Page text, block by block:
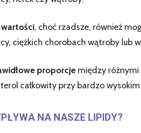
wartości, choć rzadsze, również
ciężkich chorobach wątroby lub
proporcje między różnymi
całkowity przy bardzo
NA NASZE LIPIDY?